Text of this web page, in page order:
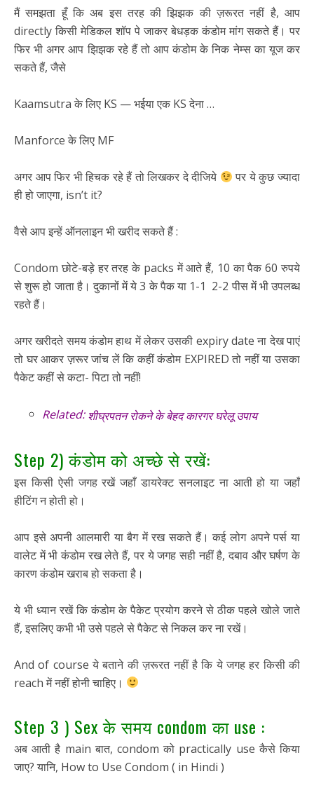
मैं समझता हूँ कि अब इस तरह की झिझक की ज़रूरत नहीं है, आप
directly किसी मेडिकल शॉप पे जाकर बेधड़क कंडोम मांग सकते हैं। पर
फिर भी अगर आप झिझक रहे हैं तो आप कंडोम के निक नेम्स का यूज कर
सकते हैं, जैसे
Kaamsutra के लिए KS — भईया एक KS देना …
Manforce के लिए MF
अगर आप फिर भी हिचक रहे हैं तो लिखकर दे दीजिये
पर ये कुछ ज्यादा
ही हो जाएगा, isn’t it?
वैसे आप इन्हें ऑनलाइन भी खरीद सकते हैं :
Condom छोटे-बड़े हर तरह के packs में आते हैं, 10 का पैक 60 रुपये
से शुरू हो जाता है। दुकानों में ये 3 के पैक या 1-1 2-2 पीस में भी उपलब्ध
रहते हैं।
अगर खरीदते समय कंडोम हाथ में लेकर उसकी expiry date ना देख पाएं
तो घर आकर ज़रूर जांच लें कि कहीं कंडोम EXPIRED तो नहीं या उसका
पैकेट कहीं से कटा- पिटा तो नहीं!
Related:शीघ्रपतन रोकने के बेहद कारगर घरेलू उपाय
Step 2) कंडोम को अच्छे से रखें:
इस किसी ऐसी जगह रखें जहाँ डायरेक्ट सनलाइट ना आती हो या जहाँ
हीटिंग न होती हो।
आप इसे अपनी आलमारी या बैग में रख सकते हैं। कई लोग अपने पर्स या
वालेट में भी कंडोम रख लेते हैं, पर ये जगह सही नहीं है, दबाव और घर्षण के
कारण कंडोम खराब हो सकता है।
ये भी ध्यान रखें कि कंडोम के पैकेट प्रयोग करने से ठीक पहले खोले जाते
हैं, इसलिए कभी भी उसे पहले से पैकेट से निकल कर ना रखें।
And of course ये बताने की ज़रूरत नहीं है कि ये जगह हर किसी की
reach में नहीं होनी चाहिए।
Step 3 ) Sex के समय condom का use :
अब आती है main बात, condom को practically use कैसे किया
जाए? यानि, How to Use Condom ( in Hindi )